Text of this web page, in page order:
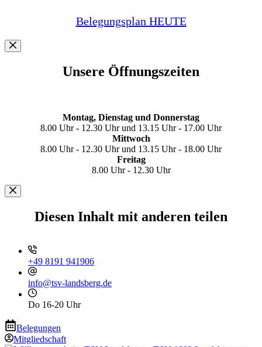
Belegungsplan HEUTE
Unsere Öffnungszeiten
Montag, Dienstag und Donnerstag
8.00 Uhr - 12.30 Uhr und 13.15 Uhr - 17.00 Uhr
Mittwoch
8.00 Uhr - 12.30 Uhr und 13.15 Uhr - 18.00 Uhr
Freitag
8.00 Uhr - 12.30 Uhr
Diesen Inhalt mit anderen teilen
+49 8191 941906
info@tsv-landsberg.de
Do 16-20 Uhr
Belegungen
Mitgliedschaft